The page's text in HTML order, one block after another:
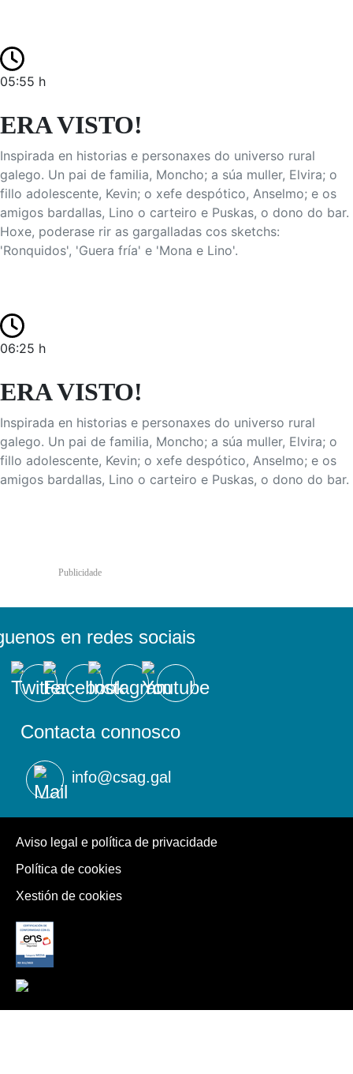
05:55 h
ERA VISTO!
Inspirada en historias e personaxes do universo rural
galego. Un pai de familia, Moncho; a súa muller, Elvira; o
fillo adolescente, Kevin; o xefe despótico, Anselmo; e os
amigos bardallas, Lino o carteiro e Puskas, o dono do bar.
Hoxe, poderase rir as gargalladas cos sketchs:
'Ronquidos', 'Guera fría' e 'Mona e Lino'.
06:25 h
ERA VISTO!
Inspirada en historias e personaxes do universo rural
galego. Un pai de familia, Moncho; a súa muller, Elvira; o
fillo adolescente, Kevin; o xefe despótico, Anselmo; e os
amigos bardallas, Lino o carteiro e Puskas, o dono do bar.
Publicidade
Contacta connosco
info@csag.gal
en redes sociais
Aviso legal e política de privacidade
Política de cookies
Xestión de cookies